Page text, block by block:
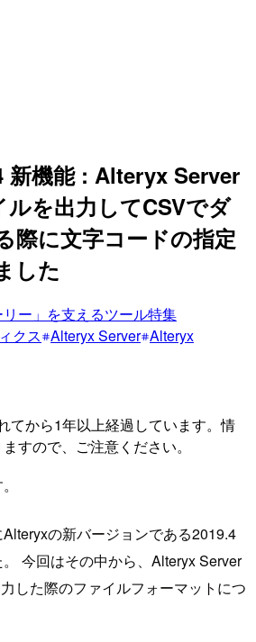
新機能 : Alteryx Server
を出力してCSVでダ
際に文字コードの指定
した
リー」を支えるツール特集
クス Alteryx Server Alteryx
てから1年以上経過しています。情
すので、ご注意ください。
の新バージョンである2019.4
今回はその中から、Alteryx Server
した際のファイルフォーマットにつ